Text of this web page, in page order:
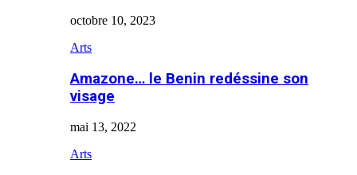
octobre 10, 2023
Arts
Amazone… le Benin redéssine son
visage
mai 13, 2022
Arts